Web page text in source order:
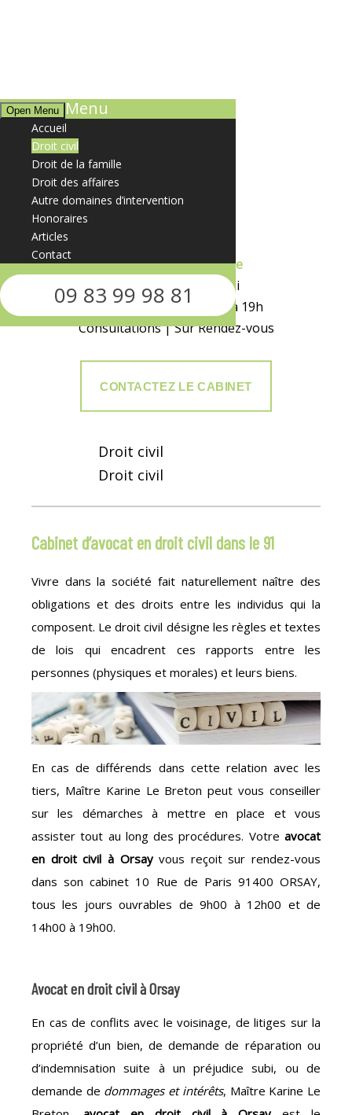
Open Menu Menu
Accueil
Droit civil
Droit de la famille
Droit des affaires
Autre domaines d’intervention
Honoraires
Articles
Contact
09 83 99 98 81
10 Rue de Paris
Accueil Téléphonique
Du Lundi au Vendredi
de 9h à 12h30 et de 14h à 19h
Consultations | Sur Rendez-vous
CONTACTEZ LE CABINET
Droit civil
Droit civil
Cabinet d’avocat en droit civil dans le 91
Vivre dans la société fait naturellement naître des
obligations et des droits entre les individus qui la
composent. Le droit civil désigne les règles et textes
de lois qui encadrent ces rapports entre les
personnes (physiques et morales) et leurs biens.
En cas de différends dans cette relation avec les
tiers, Maître Karine Le Breton peut vous conseiller
sur les démarches à mettre en place et vous
assister tout au long des procédures. Votre avocat
en droit civil à Orsayvous reçoit sur rendez-vous
dans son cabinet 10 Rue de Paris 91400 ORSAY,
tous les jours ouvrables de 9h00 à 12h00 et de
14h00 à 19h00.
Avocat en droit civil à Orsay
En cas de conflits avec le voisinage, de litiges sur la
propriété d’un bien, de demande de réparation ou
d’indemnisation suite à un préjudice subi, ou de
demande de dommages et intérêts, Maître Karine Le